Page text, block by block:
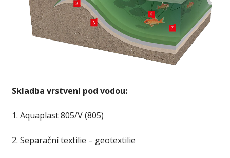
Skladba vrstvení pod vodou:
1. Aquaplast 805/V (805)
2. Separační textilie – geotextilie